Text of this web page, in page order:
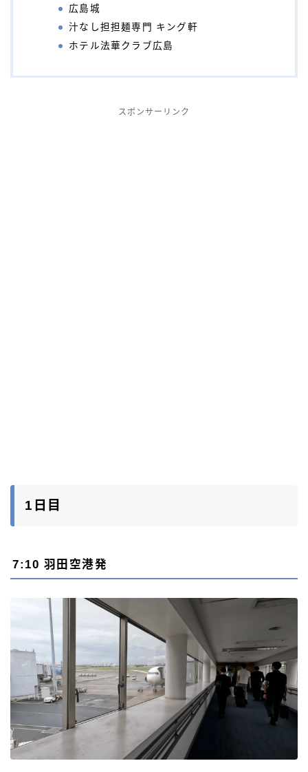
広島城
汁なし担担麺専門 キング軒
ホテル法華クラブ広島
スポンサーリンク
1日目
7:10 羽田空港発